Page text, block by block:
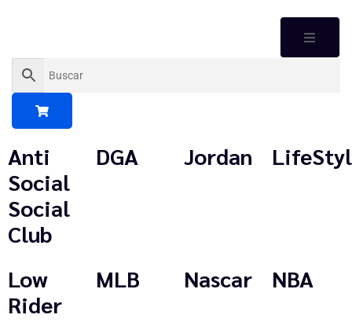
Anti
Social
Social
Club
DGA Jordan
Low
Rider
MLB Nascar NBA